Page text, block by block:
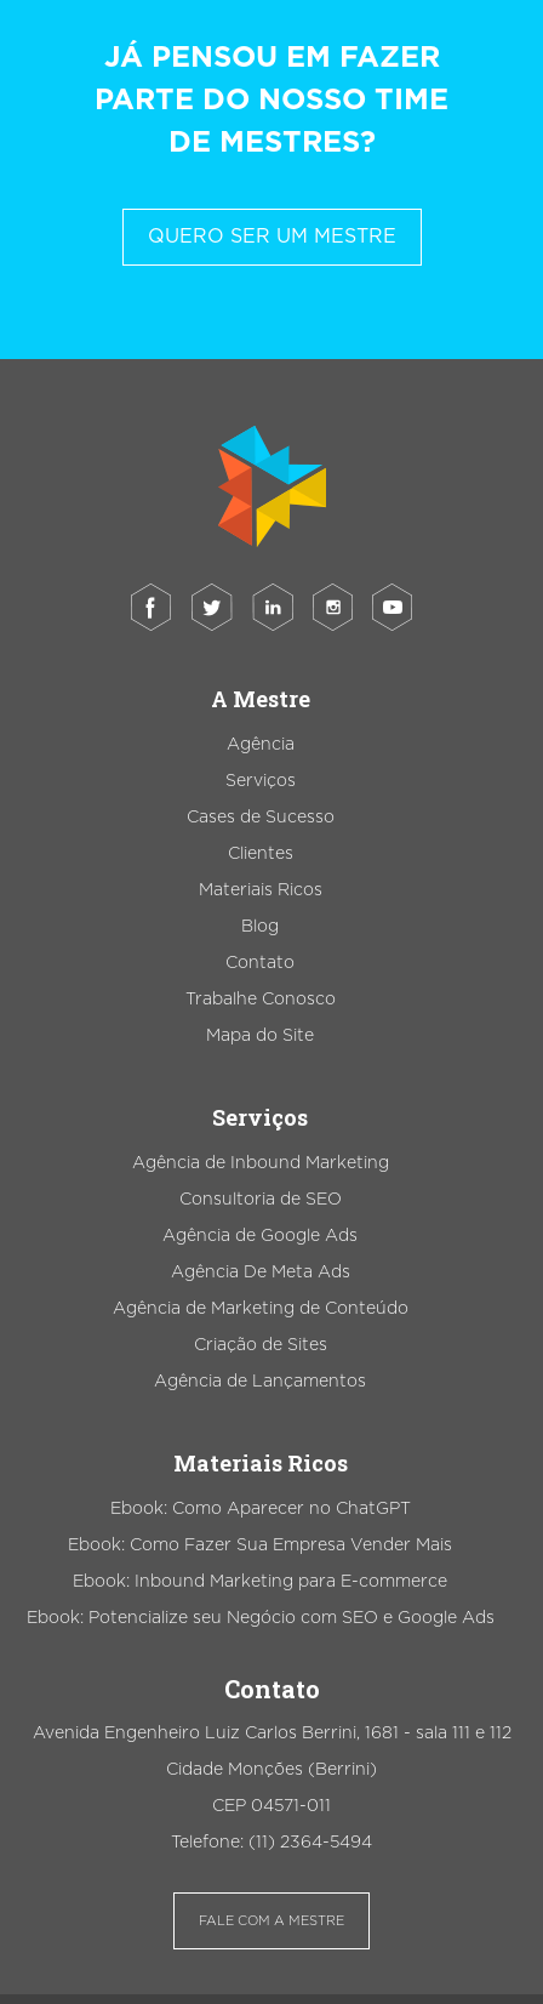
JÁ PENSOU EM FAZER
PARTE DO NOSSO TIME
DE MESTRES?
QUERO SER UM MESTRE
A Mestre
Agência
Serviços
Cases de Sucesso
Clientes
Materiais Ricos
Blog
Contato
Trabalhe Conosco
Mapa do Site
Serviços
Agência de Inbound Marketing
Consultoria de SEO
Agência de Google Ads
Agência De Meta Ads
Agência de Marketing de Conteúdo
Criação de Sites
Agência de Lançamentos
Materiais Ricos
Ebook: Como Aparecer no ChatGPT
Ebook: Como Fazer Sua Empresa Vender Mais
Ebook: Inbound Marketing para E-commerce
Ebook: Potencialize seu Negócio com SEO e Google Ads
Contato
Avenida Engenheiro Luiz Carlos Berrini, 1681 - sala 111 e 112
Cidade Monções (Berrini)
CEP 04571-011
Telefone: (11) 2364-5494
FALE COM A MESTRE